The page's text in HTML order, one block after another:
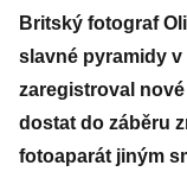
Britský fotograf
slavné pyramidy v
zaregistroval
dostat do záběru
fotoaparát jiným